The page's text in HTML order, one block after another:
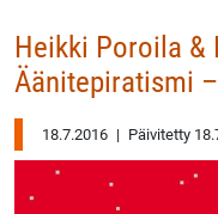
Heikki Poroila &
Äänitepiratismi
18.7.2016 | Päivitetty